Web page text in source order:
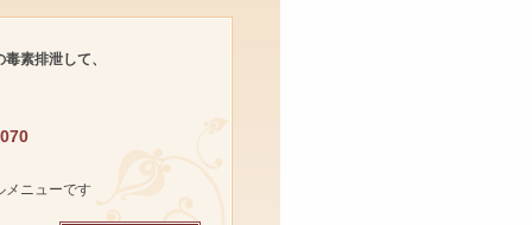
素排泄して、
メニューです